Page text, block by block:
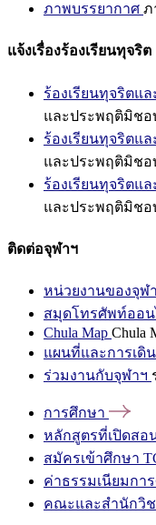
ภาพบรรยากาศ ภ
แจ้งเรื่องร้องเรียนทุจริต
ร้องเรียนทุจริตแ
และประพฤติมิชอ
ร้องเรียนทุจริตแ
และประพฤติมิชอ
ร้องเรียนทุจริตแ
และประพฤติมิชอ
ติดต่อจุฬาฯ
หน่วยงานของจุฬ
สมุดโทรศัพท์ออ
Chula Map Chula
แผนที่และการเดิ
ร่วมงานกับจุฬาฯ
การศึกษา
หลักสูตรที่เปิดสอ
สมัครเข้าศึกษา
ค่าธรรมเนียมกา
คณะและสำนักวิ